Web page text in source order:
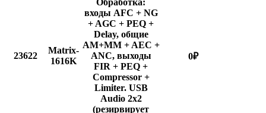
23622
Matrix-
1616K
входы AFC + NG
+ AGC + PEQ +
Delay, общие
AM+MM + AEC +
ANC, выходы
FIR + PEQ +
Compressor +
Limiter. USB
Audio 2x2
(резирвирует
0₽